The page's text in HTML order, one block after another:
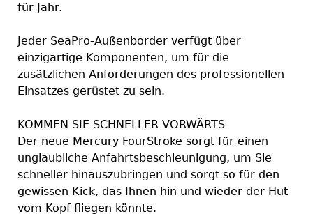
für Jahr.
Jeder SeaPro-Außenborder verfügt über
einzigartige Komponenten, um für die
zusätzlichen Anforderungen des professionellen
Einsatzes gerüstet zu sein.
KOMMEN SIE SCHNELLER VORWÄRTS
Der neue Mercury FourStroke sorgt für einen
unglaubliche Anfahrtsbeschleunigung, um Sie
schneller hinauszubringen und sorgt so für den
gewissen Kick, das Ihnen hin und wieder der Hut
vom Kopf fliegen könnte.